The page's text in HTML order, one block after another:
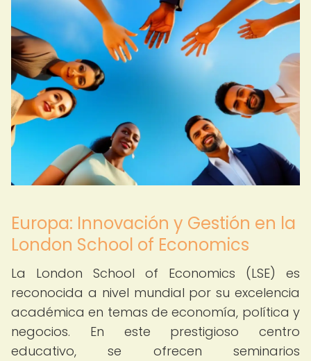
Europa: Innovación y Gestión en la
London School of Economics
La London School of Economics (LSE) es
reconocida a nivel mundial por su excelencia
académica en temas de economía, política y
negocios. En este prestigioso centro
educativo, se ofrecen seminarios